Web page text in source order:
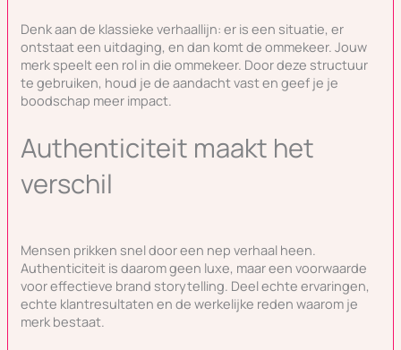
Denk aan de klassieke verhaallijn: er is een situatie, er
ontstaat een uitdaging, en dan komt de ommekeer. Jouw
merk speelt een rol in die ommekeer. Door deze structuur
te gebruiken, houd je de aandacht vast en geef je je
boodschap meer impact.
Authenticiteit maakt het
verschil
Mensen prikken snel door een nep verhaal heen.
Authenticiteit is daarom geen luxe, maar een voorwaarde
voor effectieve brand storytelling. Deel echte ervaringen,
echte klantresultaten en de werkelijke reden waarom je
merk bestaat.